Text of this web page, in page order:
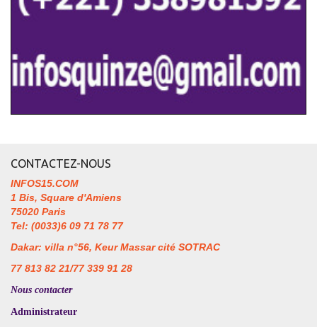
CONTACTEZ-NOUS
INFOS15.COM
1 Bis, Square d'Amiens
75020 Paris
Tel: (0033)6 09 71 78 77
Dakar: villa n°56, Keur Massar cité SOTRAC
77 813 82 21/77 339 91 28
Nous contacter
Administrateur